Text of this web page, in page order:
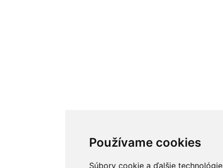
Používame cookies
Súbory cookie a ďalšie